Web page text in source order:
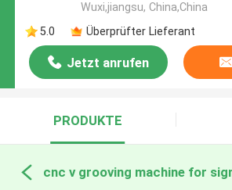
Wuxi,jiangsu, China,China
5.0
Überprüfter Lieferant
Jetzt anrufen
PRODUKTE